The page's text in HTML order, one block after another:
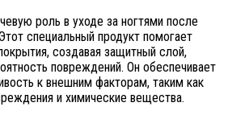
роль в уходе за ногтями после
специальный продукт помогает
создавая защитный слой,
повреждений. Он обеспечивает
к внешним факторам, таким как
и химические вещества.